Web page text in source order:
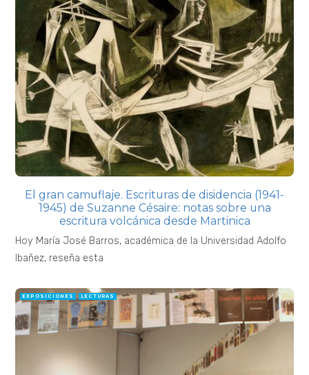
El gran camuflaje. Escrituras de disidencia (1941-
1945) de Suzanne Césaire: notas sobre una
escritura volcánica desde Martinica
Hoy María José Barros, académica de la Universidad Adolfo
Ibañez, reseña esta
EXPOSICIONES LECTURAS